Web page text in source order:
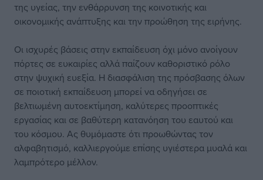
της υγείας, την ενθάρρυνση της κοινοτικής και
οικονομικής ανάπτυξης και την προώθηση της ειρήνης.
Οι ισχυρές βάσεις στην εκπαίδευση όχι μόνο ανοίγουν
πόρτες σε ευκαιρίες αλλά παίζουν καθοριστικό ρόλο
στην ψυχική ευεξία. Η διασφάλιση της πρόσβασης όλων
σε ποιοτική εκπαίδευση μπορεί να οδηγήσει σε
βελτιωμένη αυτοεκτίμηση, καλύτερες προοπτικές
εργασίας και σε βαθύτερη κατανόηση του εαυτού και
του κόσμου. Ας θυμόμαστε ότι προωθώντας τον
αλφαβητισμό, καλλιεργούμε επίσης υγιέστερα μυαλά και
λαμπρότερο μέλλον.